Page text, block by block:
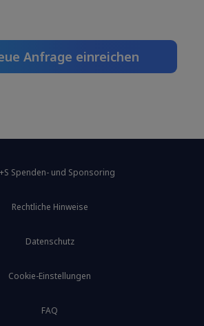
Anfrage einreichen
Spenden- und Sponsoring
Rechtliche Hinweise
Datenschutz
Cookie-Einstellungen
FAQ